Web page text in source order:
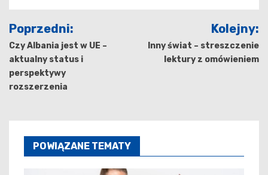
Nawigacja
wpisu
Poprzedni:
Czy Albania jest w UE –
aktualny status i
perspektywy
rozszerzenia
Kolejny:
Inny świat – streszczenie
lektury z omówieniem
POWIĄZANE TEMATY